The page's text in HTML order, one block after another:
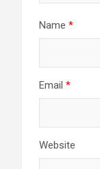
Name *
Email *
Website